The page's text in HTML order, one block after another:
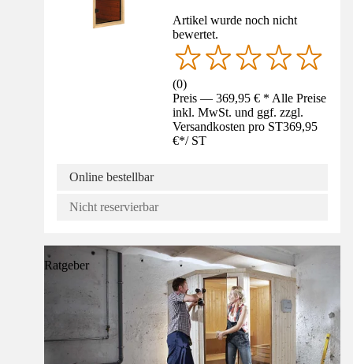
Artikel wurde noch nicht
bewertet.
(0)
Preis — 369,95 € * Alle Preise
inkl. MwSt. und ggf. zzgl.
Versandkosten pro ST369,95
€*/ ST
Online bestellbar
Nicht reservierbar
Ratgeber